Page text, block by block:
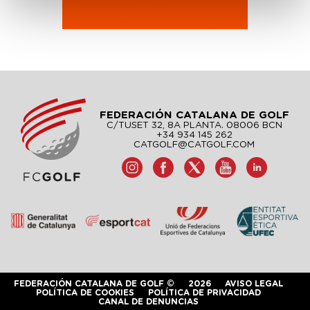
FEDERACIÓN CATALANA DE GOLF
C/TUSET 32, 8A PLANTA. 08006 BCN
+34 934 145 262
CATGOLF@CATGOLF.COM
FEDERACIÓN CATALANA DE GOLF © 2026
AVISO LEGAL
POLÍTICA DE COOKIES
POLÍTICA DE PRIVACIDAD
CANAL DE DENUNCIAS